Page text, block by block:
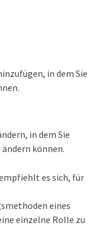
in dem Sie
in dem Sie
können.
es sich, für
eines
einzelne Rolle zu